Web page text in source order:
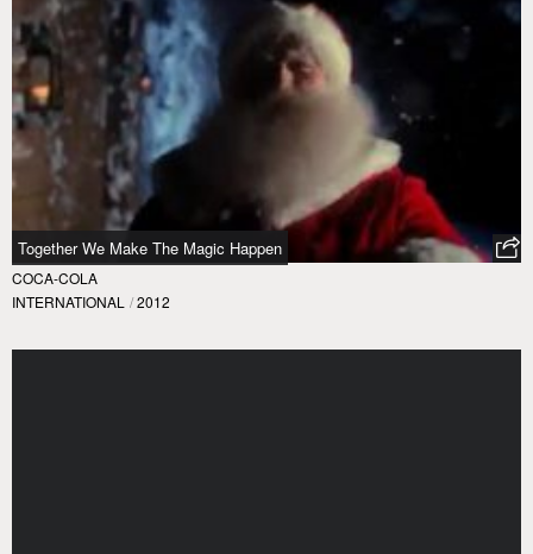
Together We Make The Magic Happen
COCA-COLA
INTERNATIONAL / 2012